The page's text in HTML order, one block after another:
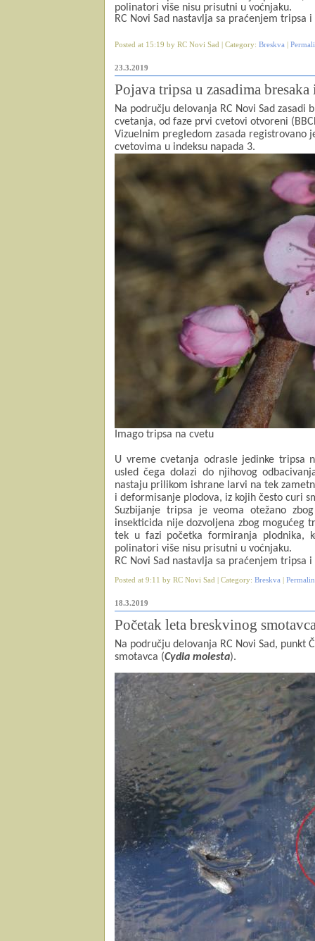
polinatori više nisu prisutni u voćnjaku.
RC Novi Sad nastavlja sa praćenjem
Posted at 15:19 by RC Novi Sad | Category: Breskva
23.3.2019
Pojava tripsa u zasadima
Na području delovanja RC Novi Sad
cvetanja, od faze prvi cvetovi otvoreni
Vizuelnim pregledom zasada registrovano
cvetovima u indeksu napada 3.
Imago tripsa na cvetu
U vreme cvetanja odrasle jedinke tripsa
usled čega dolazi do njihovog
nastaju prilikom ishrane larvi na tek
i deformisanje plodova, iz kojih često curi
Suzbijanje tripsa je veoma otežano
insekticida nije dozvoljena zbog mogućeg
tek u fazi početka formiranja plodnika,
polinatori više nisu prisutni u voćnjaku.
RC Novi Sad nastavlja sa praćenjem
Posted at 9:11 by RC Novi Sad | Category: Breskva
18.3.2019
Početak leta breskvinog
Na području delovanja RC Novi Sad,
smotavca (Cydia molesta).